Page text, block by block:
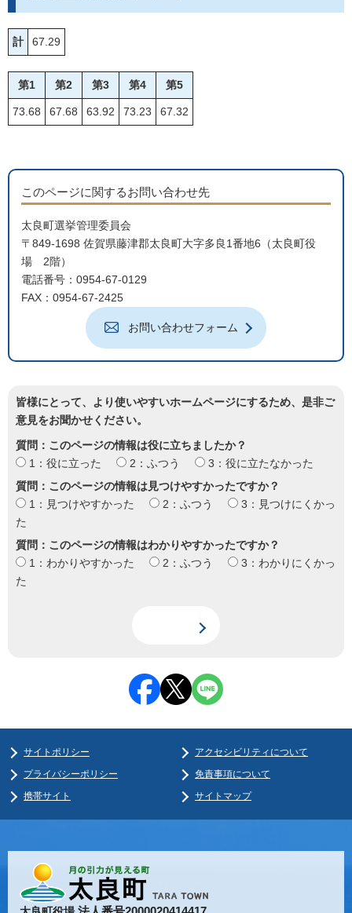
計 67.29
第1 第2 第3 第4 第5
73.68 67.68 63.92 73.23 67.32
このページに関するお問い合わせ先
太良町選挙管理委員会
〒849-1698 佐賀県藤津郡太良町大字多良1番地6（太良町役
場 2階）
電話番号：0954-67-0129
FAX：0954-67-2425
お問い合わせフォーム
皆様にとって、より使いやすいホームページにするため、是非ご
意見をお聞かせください。
質問：このページの情報は役に立ちましたか？
1：役に立った
2：ふつう
3：役に立たなかった
質問：このページの情報は見つけやすかったですか？
1：見つけやすかった
2：ふつう
3：見つけにくかっ
た
質問：このページの情報はわかりやすかったですか？
1：わかりやすかった
2：ふつう
3：わかりにくかっ
た
サイトポリシー
アクセシビリティについて
プライバシーポリシー
免責事項について
携帯サイト
サイトマップ